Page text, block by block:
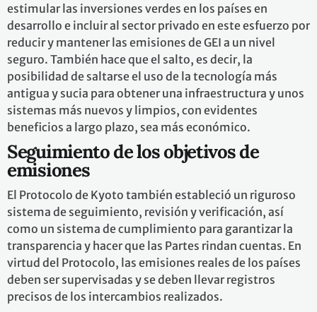
estimular las inversiones verdes en los países en
desarrollo e incluir al sector privado en este esfuerzo por
reducir y mantener las emisiones de GEI a un nivel
seguro. También hace que el salto, es decir, la
posibilidad de saltarse el uso de la tecnología más
antigua y sucia para obtener una infraestructura y unos
sistemas más nuevos y limpios, con evidentes
beneficios a largo plazo, sea más económico.
Seguimiento de los objetivos de
emisiones
El Protocolo de Kyoto también estableció un riguroso
sistema de seguimiento, revisión y verificación, así
como un sistema de cumplimiento para garantizar la
transparencia y hacer que las Partes rindan cuentas. En
virtud del Protocolo, las emisiones reales de los países
deben ser supervisadas y se deben llevar registros
precisos de los intercambios realizados.